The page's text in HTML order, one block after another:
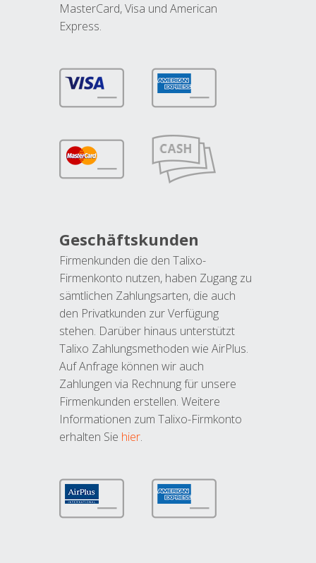
MasterCard, Visa und American
Express.
Geschäftskunden
Firmenkunden die den Talixo-
Firmenkonto nutzen, haben Zugang zu
sämtlichen Zahlungsarten, die auch
den Privatkunden zur Verfügung
stehen. Darüber hinaus unterstützt
Talixo Zahlungsmethoden wie AirPlus.
Auf Anfrage können wir auch
Zahlungen via Rechnung für unsere
Firmenkunden erstellen. Weitere
Informationen zum Talixo-Firmkonto
erhalten Sie hier.